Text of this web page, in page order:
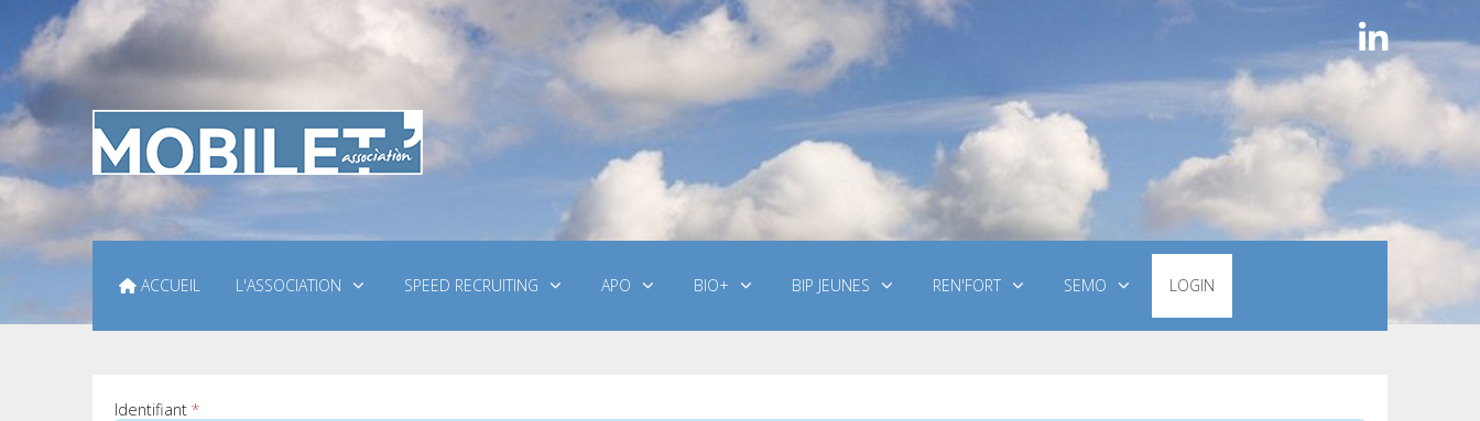
ACCUEIL L'ASSOCIATION SPEED RECRUITING APO BIO+ BIP JEUNES REN'FORT SEMO LOGIN
Identifiant *